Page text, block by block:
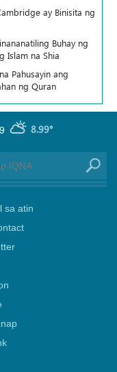
ay Binisita ng
Buhay ng
Islam na Shia
Pahusayin ang
ng Quran
8.99°
sa atin